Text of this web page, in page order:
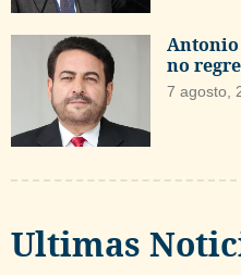
Antonio
no
7 agosto,
Ultimas